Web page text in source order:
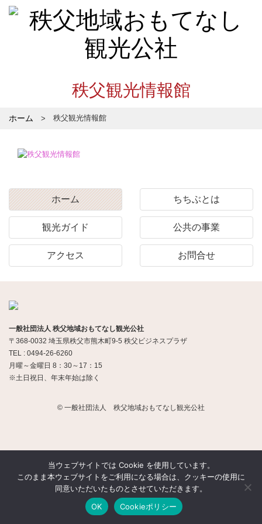
秩父観光情報館
ホーム 秩父観光情報館
ホーム ちちぶとは
観光ガイド 公共の事業
アクセス お問合せ
一般社団法人 秩父地域おもてなし観光公社
〒368-0032 埼玉県秩父市熊木町9-5 秩父ビジネスプラザ
TEL : 0494-26-6260
月曜～金曜日 8：30～17：15
※土日祝日、年末年始は除く
© 一般社団法人 秩父地域おもてなし観光公社
当ウェブサイトでは Cookie を使用しています。
このまま本ウェブサイトをご利用になる場合は、クッキーの使用に
同意いただいたものとさせていただきます。
OK
Cookieポリシー